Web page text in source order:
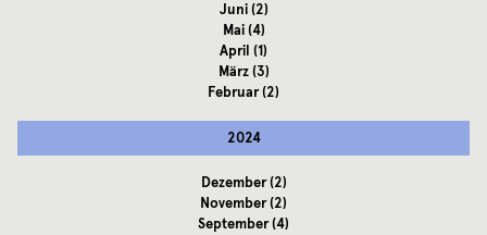
Juni(2)
Mai(4)
April (1)
März(3)
Februar(2)
2024
Dezember(2)
November(2)
September(4)